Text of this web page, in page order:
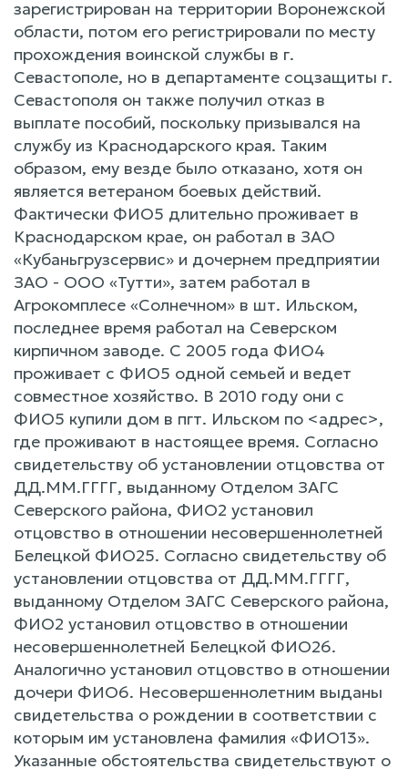
зарегистрирован на территории Воронежской
области, потом его регистрировали по месту
прохождения воинской службы в г.
Севастополе, но в департаменте соцзащиты г.
Севастополя он также получил отказ в
выплате пособий, поскольку призывался на
службу из Краснодарского края. Таким
образом, ему везде было отказано, хотя он
является ветераном боевых действий.
Фактически ФИО5 длительно проживает в
Краснодарском крае, он работал в ЗАО
«Кубаньгрузсервис» и дочернем предприятии
ЗАО - ООО «Тутти», затем работал в
Агрокомплесе «Солнечном» в шт. Ильском,
последнее время работал на Северском
кирпичном заводе. С 2005 года ФИО4
проживает с ФИО5 одной семьей и ведет
совместное хозяйство. В 2010 году они с
ФИО5 купили дом в пгт. Ильском по <адрес>,
где проживают в настоящее время. Согласно
свидетельству об установлении отцовства от
ДД.ММ.ГГГГ, выданному Отделом ЗАГС
Северского района, ФИО2 установил
отцовство в отношении несовершеннолетней
Белецкой ФИО25. Согласно свидетельству об
установлении отцовства от ДД.ММ.ГГГГ,
выданному Отделом ЗАГС Северского района,
ФИО2 установил отцовство в отношении
несовершеннолетней Белецкой ФИО26.
Аналогично установил отцовство в отношении
дочери ФИО6. Несовершеннолетним выданы
свидетельства о рождении в соответствии с
которым им установлена фамилия «ФИО13».
Указанные обстоятельства свидетельствуют о